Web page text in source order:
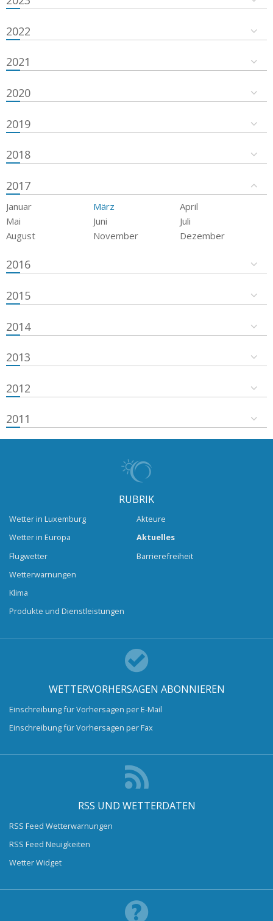
2022
2021
2020
2019
2018
2017
Januar März
April
Mai
Juni
Juli
August
November Dezember
2016
2015
2014
2013
2012
2011
RUBRIK
Wetter in Luxemburg
Wetter in Europa
Flugwetter
Wetterwarnungen
Klima
Produkte und Dienstleistungen
Akteure
Aktuelles
Barrierefreiheit
WETTERVORHERSAGEN ABONNIEREN
Einschreibung für Vorhersagen per E-Mail
Einschreibung für Vorhersagen per Fax
RSS UND WETTERDATEN
RSS Feed Wetterwarnungen
RSS Feed Neuigkeiten
Wetter Widget